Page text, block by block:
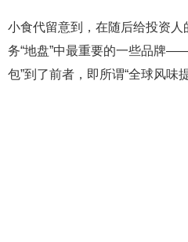
小食代留意到，在随后给投资
务“地盘”中最重要的一些品牌
包”到了前者，即所谓“全球风味